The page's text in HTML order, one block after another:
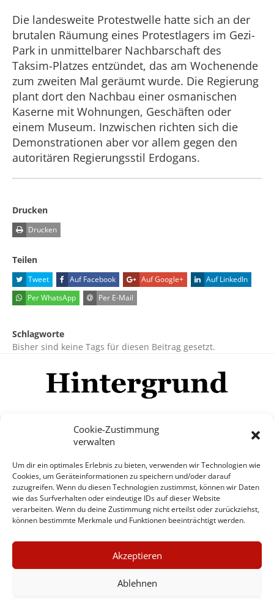
Cookie-Zustimmung
verwalten
Um dir ein optimales Erlebnis zu bieten, verwenden wir Technologien wie
Cookies, um Geräteinformationen zu speichern und/oder darauf
zuzugreifen. Wenn du diesen Technologien zustimmst, können wir Daten
wie das Surfverhalten oder eindeutige IDs auf dieser Website
verarbeiten. Wenn du deine Zustimmung nicht erteilst oder zurückziehst,
können bestimmte Merkmale und Funktionen beeinträchtigt werden.
Akzeptieren
Ablehnen
Die landesweite Protestwelle hatte sich an der
brutalen Räumung eines Protestlagers im Gezi-
Park in unmittelbarer Nachbarschaft des
Taksim-Platzes entzündet, das am Wochenende
zum zweiten Mal geräumt wurde. Die Regierung
plant dort den Nachbau einer osmanischen
Kaserne mit Wohnungen, Geschäften oder
einem Museum. Inzwischen richten sich die
Demonstrationen aber vor allem gegen den
autoritären Regierungsstil Erdogans.
Drucken
Drucken
Teilen
Tweet Auf Facebook Auf Google+
Auf LinkedIn
Per WhatsApp
Per E-Mail
Schlagworte
Bisher sind keine Tags für diesen Beitrag gesetzt.
Mehr
© Copyright Hintergrund.de, 2015 - 2026
Zum Newsletter jetzt kostenlos
anmelden
erscheint ca. alle 4 Wochen
×